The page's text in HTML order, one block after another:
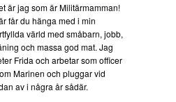
är jag som är Militärmamman!
får du hänga med i min
värld med småbarn, jobb,
och massa god mat. Jag
Frida och arbetar som officer
Marinen och pluggar vid
av i några år sådär.